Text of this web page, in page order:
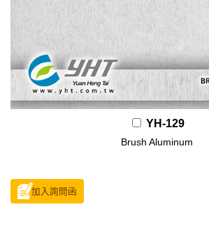
YH-129
Brush Aluminum
加入詢問函